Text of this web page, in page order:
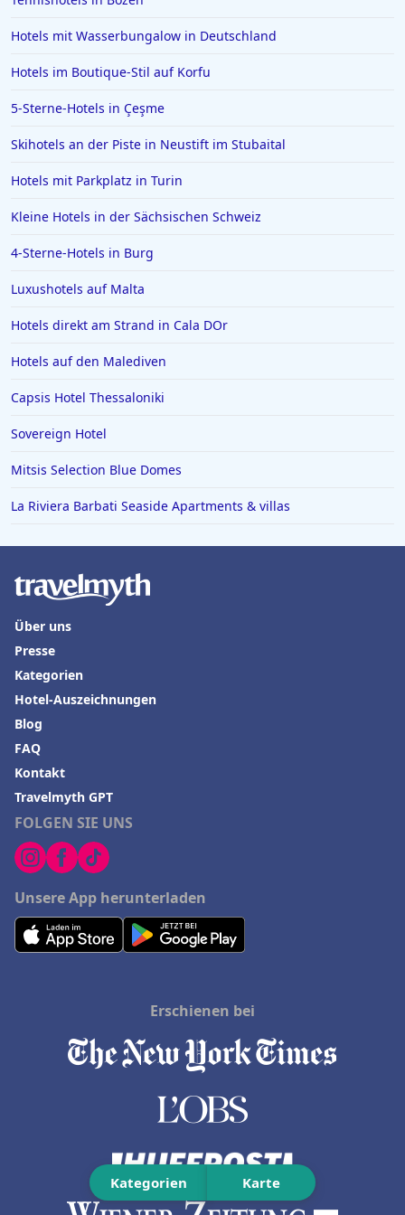
Hotels im Sauerland
Hotels in Bardolino
Hotels auf den Malediven
Hotels in Brühl
Hotels in Ramsau im Zillertal
Hotels in Bad Tölz
Hotels in Basel
Hotels in Detmold
Kategorien Karte
Hotels mit Wasserbungalow in Deutschland
Hotels im Boutique-Stil auf Korfu
5-Sterne-Hotels in Çeşme
Skihotels an der Piste in Neustift im Stubaital
Hotels mit Parkplatz in Turin
Kleine Hotels in der Sächsischen Schweiz
4-Sterne-Hotels in Burg
Luxushotels auf Malta
Hotels direkt am Strand in Cala DOr
Hotels auf den Malediven
Capsis Hotel Thessaloniki
Sovereign Hotel
Mitsis Selection Blue Domes
La Riviera Barbati Seaside Apartments & villas
FOLGEN SIE UNS
Unsere App herunterladen
Über uns
Presse
Kategorien
Hotel-Auszeichnungen
Blog
FAQ
Kontakt
Travelmyth GPT
Erschienen bei